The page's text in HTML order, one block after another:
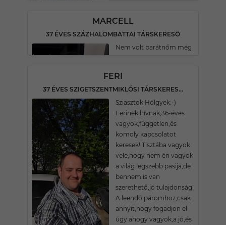
MARCELL
37 ÉVES SZÁZHALOMBATTAI TÁRSKERESŐ
Nem volt barátnőm még
FERI
37 ÉVES SZIGETSZENTMIKLÓSI TÁRSKERESŐ
Sziasztok Hölgyek:-)
Ferinek hívnak,36-éves
vagyok,független,és
komoly kapcsolatot
keresek! Tisztába vagyok
vele,hogy nem én vagyok
a világ legszebb pasija,de
bennem is van
szerethető,jó tulajdonság!
A leendő páromhoz,csak
annyit,hogy fogadjon el
úgy ahogy vagyok,a jó,és